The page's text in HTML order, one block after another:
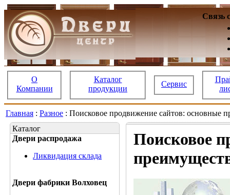
Связь
О
Компании
Каталог
продукции
Сервис
Главная : Разное : Поисковое продвижение сайтов: основные
Каталог
Двери распродажа
Ликвидация склада
Двери фабрики Волховец
Поисковое